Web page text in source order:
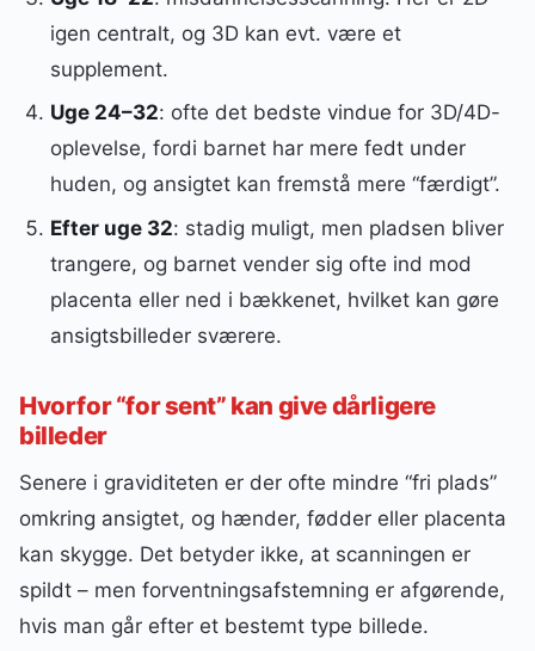
igen centralt, og 3D kan evt. være et
supplement.
Uge 24–32: ofte det bedste vindue for 3D/4D-
oplevelse, fordi barnet har mere fedt under
huden, og ansigtet kan fremstå mere “færdigt”.
Efter uge 32: stadig muligt, men pladsen bliver
trangere, og barnet vender sig ofte ind mod
placenta eller ned i bækkenet, hvilket kan gøre
ansigtsbilleder sværere.
Hvorfor “for sent” kan give dårligere
billeder
Senere i graviditeten er der ofte mindre “fri plads”
omkring ansigtet, og hænder, fødder eller placenta
kan skygge. Det betyder ikke, at scanningen er
spildt – men forventningsafstemning er afgørende,
hvis man går efter et bestemt type billede.